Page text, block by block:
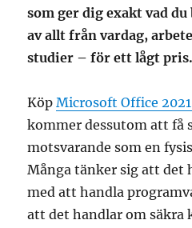
som ger dig exakt vad
av allt från vardag,
studier – för ett lågt pris.
KöpMicrosoft Office
kommer dessutom att få
motsvarande som en
Många tänker sig att det
med att handla
att det handlar om säkra